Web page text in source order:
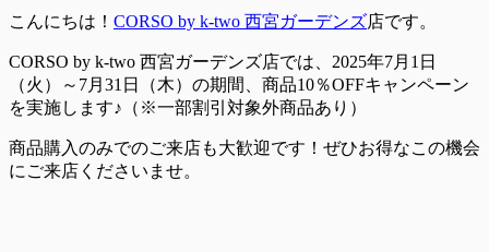
こんにちは！ CORSO by k-two 西宮ガーデンズ店です。
CORSO by k-two 西宮ガーデンズ店では、2025年7月1日
（火）～7月31日（木）の期間、商品10％OFFキャンペーン
を実施します♪（※一部割引対象外商品あり）
商品購入のみでのご来店も大歓迎です！ぜひお得なこの機会
にご来店くださいませ。